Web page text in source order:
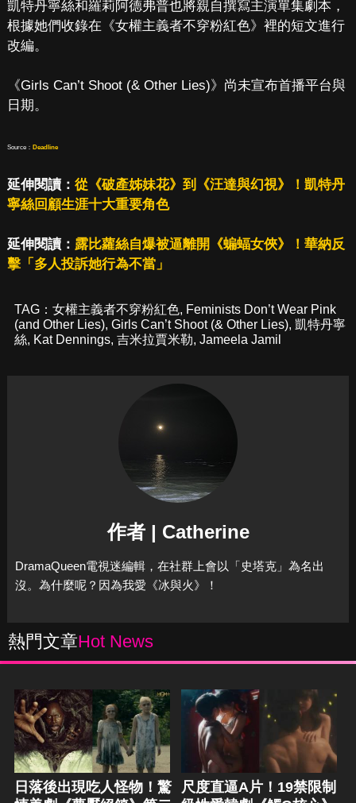
凱特丹寧絲和羅莉阿德弗普也將親自撰寫主演單集劇本，
根據她們收錄在《女權主義者不穿粉紅色》裡的短文進行
改編。
《Girls Can’t Shoot (& Other Lies)》尚未宣布首播平台與
日期。
Source： Deadline
延伸閱讀： 從《破產姊妹花》到《汪達與幻視》！凱特丹
寧絲回顧生涯十大重要角色
延伸閱讀： 露比蘿絲自爆被逼離開《蝙蝠女俠》！華納反
擊「多人投訴她行為不當」
TAG： 女權主義者不穿粉紅色, Feminists Don’t Wear Pink
(and Other Lies), Girls Can’t Shoot (& Other Lies), 凱特丹寧
絲, Kat Dennings, 吉米拉賈米勒, Jameela Jamil
作者 | Catherine
DramaQueen電視迷編輯，在社群上會以「史塔克」為名出
沒。為什麼呢？因為我愛《冰與火》！
熱門文章Hot News
日落後出現吃人怪物！驚
尺度直逼A片！19禁限制